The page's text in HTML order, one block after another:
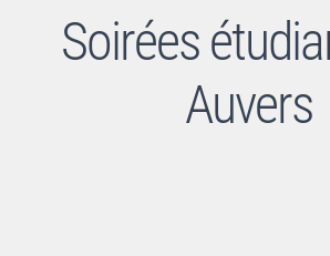
Soirées
Auvers